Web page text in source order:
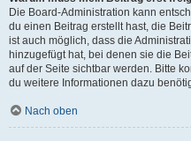
Die Board-Administration kann
du einen Beitrag erstellt hast, die
ist auch möglich, dass die
hinzugefügt hat, bei denen sie die
auf der Seite sichtbar werden. Bitte
du weitere Informationen dazu
Nach oben